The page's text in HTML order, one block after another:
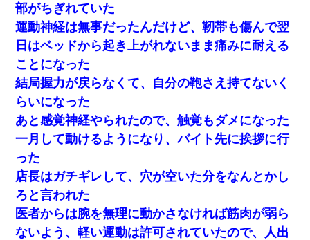
部がちぎれていた
運動神経は無事だったんだけど、靭帯も傷んで翌
日はベッドから起き上がれないまま痛みに耐える
ことになった
結局握力が戻らなくて、自分の鞄さえ持てないく
らいになった
あと感覚神経やられたので、触覚もダメになった
一月して動けるようになり、バイト先に挨拶に行
った
店長はガチギレして、穴が空いた分をなんとかし
ろと言われた
医者からは腕を無理に動かさなければ筋肉が弱ら
ないよう、軽い運動は許可されていたので、人出